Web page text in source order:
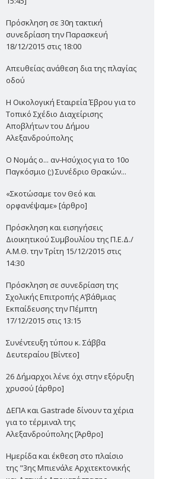
Πρόσκληση σε 30η τακτική
συνεδρίαση την Παρασκευή
18/12/2015 στις 18:00
Απευθείας ανάθεση δια της πλαγίας
οδού
Η Οικολογική Εταιρεία Έβρου για το
Τοπικό Σχέδιο Διαχείρισης
Αποβλήτων του Δήμου
Αλεξανδρούπολης
Ο Νομάς ο... αν-Ησύχιος για το 10ο
Παγκόσμιο (;) Συνέδριο Θρακών...
«Σκοτώσαμε τον Θεό και
ορφανέψαμε» [άρθρο]
Πρόσκληση και εισηγήσεις
Διοικητικού Συμβουλίου της Π.Ε.Δ./
Α.Μ.Θ. την Τρίτη 15/12/2015 στις
14:30
Πρόσκληση σε συνεδρίαση της
Σχολικής Επιτροπής Α’βάθμιας
Εκπαίδευσης την Πέμπτη
17/12/2015 στις 13:15
Συνέντευξη τύπου κ. Σάββα
Δευτεραίου [Βίντεο]
26 Δήμαρχοι λένε όχι στην εξόρυξη
χρυσού [άρθρο]
ΔΕΠΑ και Gastrade δίνουν τα χέρια
για το τέρμιναλ της
Αλεξανδρούπολης [Άρθρο]
Ημερίδα και έκθεση στο πλαίσιο
της "3ης Μπιενάλε Αρχιτεκτονικής